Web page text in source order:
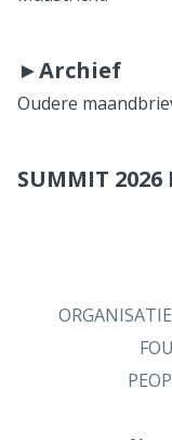
►Archief
Oudere
SUMMIT 2026
ORGANISATIE